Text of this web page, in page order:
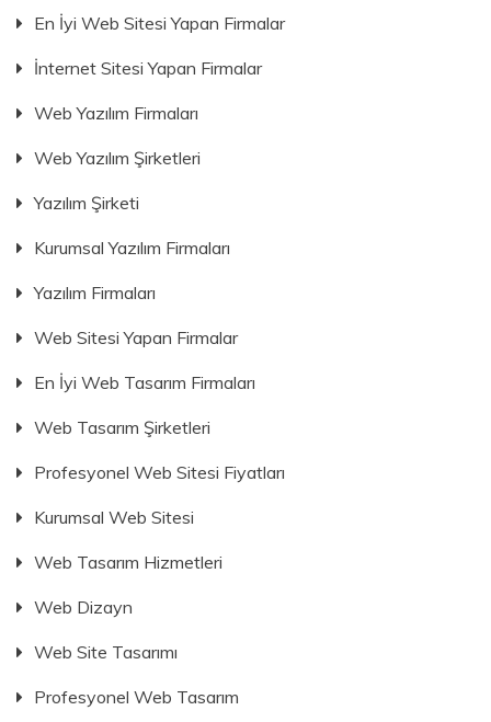
En İyi Web Sitesi Yapan Firmalar
İnternet Sitesi Yapan Firmalar
Web Yazılım Firmaları
Web Yazılım Şirketleri
Yazılım Şirketi
Kurumsal Yazılım Firmaları
Yazılım Firmaları
Web Sitesi Yapan Firmalar
En İyi Web Tasarım Firmaları
Web Tasarım Şirketleri
Profesyonel Web Sitesi Fiyatları
Kurumsal Web Sitesi
Web Tasarım Hizmetleri
Web Dizayn
Web Site Tasarımı
Profesyonel Web Tasarım